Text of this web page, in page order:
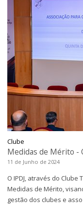
Clube
Medidas de Mérito -
11 de Junho de 2024
O IPDJ, através do
Medidas de Mérito,
gestão dos clubes e asso